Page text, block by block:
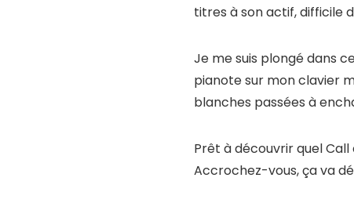
titres à son actif, difficile
Je me suis plongé dans
pianote sur mon clavier
blanches passées à
Prêt à découvrir quel
Accrochez-vous, ça va